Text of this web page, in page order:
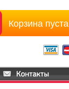
Корзина пуста